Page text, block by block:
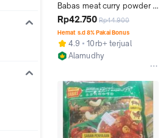
Babas meat curry powder
250gr bumbu untuk kari
Rp42.750 Rp44.900
Hemat s.d 8% Pakai Bonus
4.9
10rb+ terjual
Alamudhy